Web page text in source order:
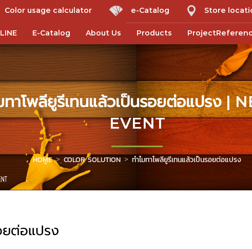
Color usage calculator e-Catalog Store
E-Catalog About Us Products
ทาโพลียูรีเทนแล้วเป็นรอยต่อแปรง |
EVENT
HOME COLOR SOLUTION ทำไมทาโพลียูรีเทนแล้วเป็นรอยต่อแปรง
ยต่อแปรง